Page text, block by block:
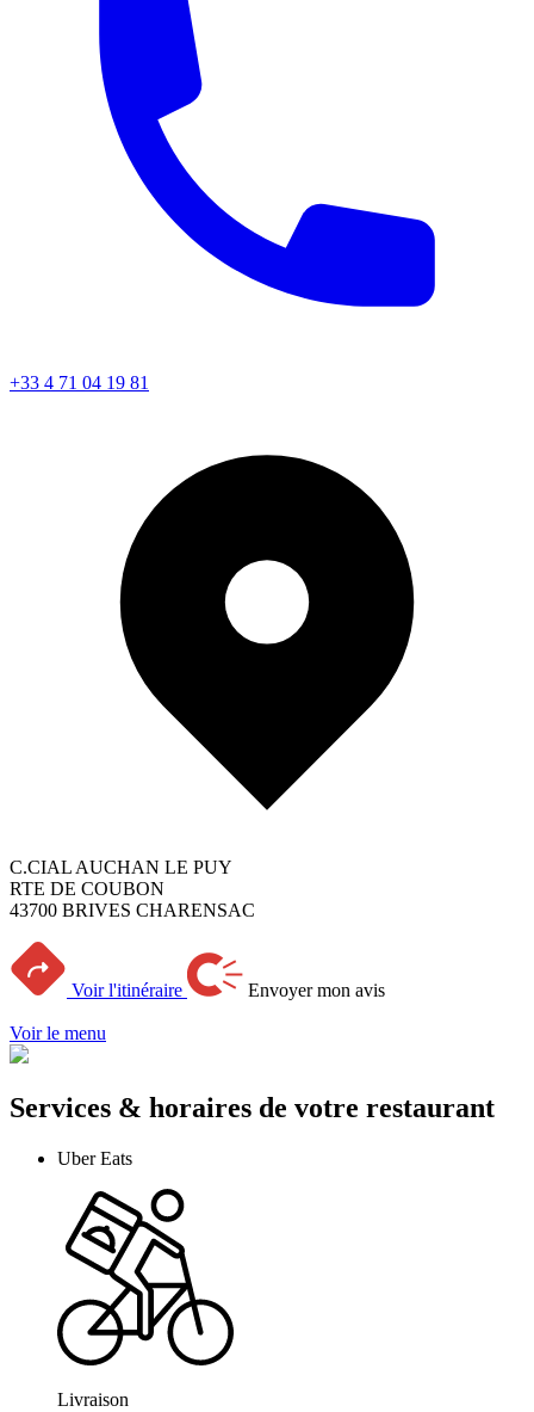
+33 4 71 04 19 81
C.CIAL AUCHAN LE PUY
RTE DE COUBON
43700 BRIVES CHARENSAC
Voir l'itinéraire Envoyer mon avis
Voir le menu
Services & horaires de votre restaurant
Uber Eats
Livraison